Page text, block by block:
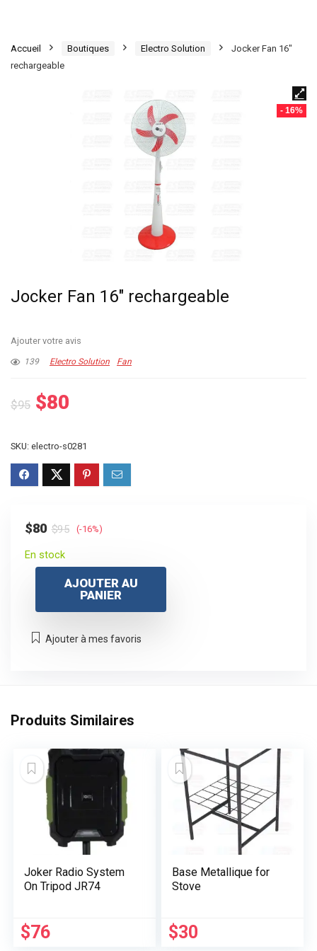
Accueil Boutiques Electro Solution
Jocker Fan 16″
rechargeable
- 16%
Jocker Fan 16″ rechargeable
Ajouter votre avis
139 Electro Solution Fan
$95 Le
initial
était :
$95.
$80
actuel
est :
$80.
SKU: electro-s0281
$95Le
initial
était :
$80
Le
actuel
est :
(-16%)
En stock
AJOUTER AU
PANIER
Ajouter à mes favoris
Produits Similaires
Joker Radio System
On Tripod JR74
$76
Base Metallique for
Stove
$30